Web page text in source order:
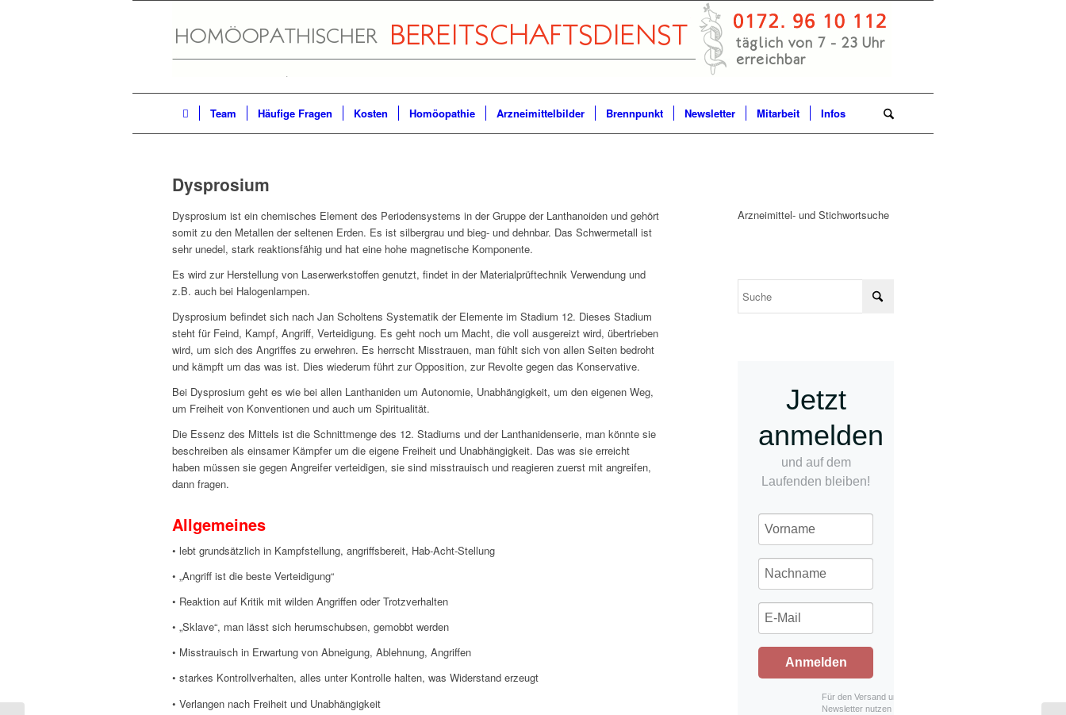
Team Häufige Fragen Kosten Homöopathie Arzneimittelbilder Brennpunkt Newsletter Mitarbeit Infos
Dysprosium
Dysprosium ist ein chemisches Element des Periodensystems in der Gruppe der Lanthanoiden und gehört
somit zu den Metallen der seltenen Erden. Es ist silbergrau und bieg- und dehnbar. Das Schwermetall ist
sehr unedel, stark reaktionsfähig und hat eine hohe magnetische Komponente.
Es wird zur Herstellung von Laserwerkstoffen genutzt, findet in der Materialprüftechnik Verwendung und
z.B. auch bei Halogenlampen.
Dysprosium befindet sich nach Jan Scholtens Systematik der Elemente im Stadium 12. Dieses Stadium
steht für Feind, Kampf, Angriff, Verteidigung. Es geht noch um Macht, die voll ausgereizt wird, übertrieben
wird, um sich des Angriffes zu erwehren. Es herrscht Misstrauen, man fühlt sich von allen Seiten bedroht
und kämpft um das was ist. Dies wiederum führt zur Opposition, zur Revolte gegen das Konservative.
Bei Dysprosium geht es wie bei allen Lanthaniden um Autonomie, Unabhängigkeit, um den eigenen Weg,
um Freiheit von Konventionen und auch um Spiritualität.
Die Essenz des Mittels ist die Schnittmenge des 12. Stadiums und der Lanthanidenserie, man könnte sie
beschreiben als einsamer Kämpfer um die eigene Freiheit und Unabhängigkeit. Das was sie erreicht
haben müssen sie gegen Angreifer verteidigen, sie sind misstrauisch und reagieren zuerst mit angreifen,
dann fragen.
Allgemeines
• lebt grundsätzlich in Kampfstellung, angriffsbereit, Hab-Acht-Stellung
• „Angriff ist die beste Verteidigung“
• Reaktion auf Kritik mit wilden Angriffen oder Trotzverhalten
• „Sklave“, man lässt sich herumschubsen, gemobbt werden
• Misstrauisch in Erwartung von Abneigung, Ablehnung, Angriffen
• starkes Kontrollverhalten, alles unter Kontrolle halten, was Widerstand erzeugt
• Verlangen nach Freiheit und Unabhängigkeit
Arzneimittel- und Stichwortsuche
Jetzt
anmelden
und auf dem
Laufenden bleiben!
Anmelden
Für den Versand unserer
Newsletter nutzen wir